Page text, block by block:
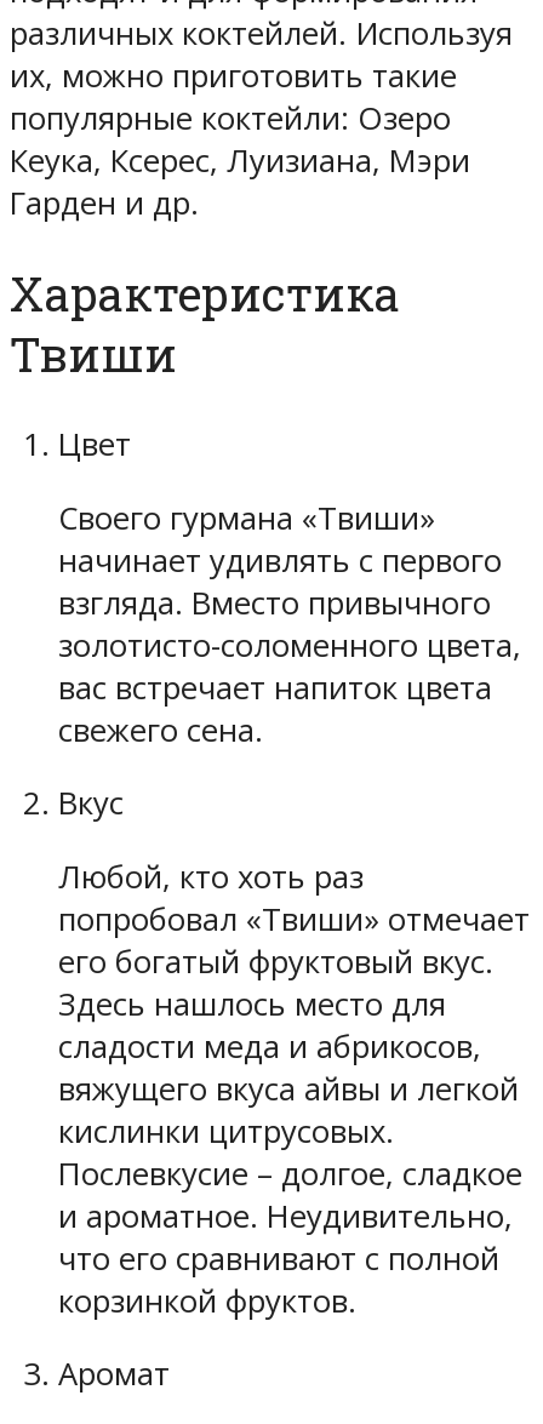
различных коктейлей. Используя
их, можно приготовить такие
популярные коктейли: Озеро
Кеука, Ксерес, Луизиана, Мэри
Гарден и др.
Характеристика
Твиши
Цвет
Своего гурмана «Твиши»
начинает удивлять с первого
взгляда. Вместо привычного
золотисто-соломенного цвета,
вас встречает напиток цвета
свежего сена.
Вкус
Любой, кто хоть раз
попробовал «Твиши» отмечает
его богатый фруктовый вкус.
Здесь нашлось место для
сладости меда и абрикосов,
вяжущего вкуса айвы и легкой
кислинки цитрусовых.
Послевкусие – долгое, сладкое
и ароматное. Неудивительно,
что его сравнивают с полной
корзинкой фруктов.
Аромат